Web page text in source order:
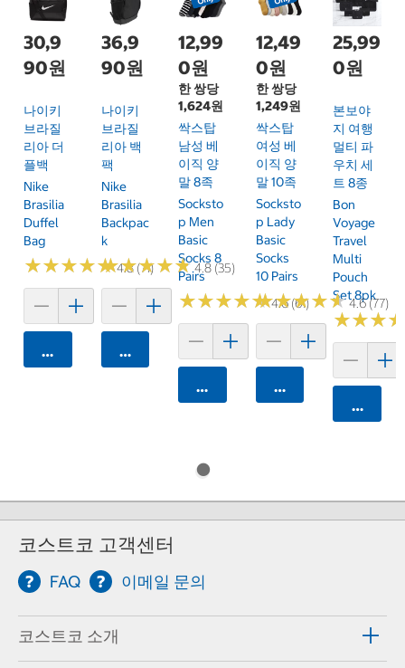
30,9
90원
나이키
브라질
리아 더
플백
Nike
Brasilia
Duffel
Bag
★★★★★
★★★★★4.8 (71)
카트에 담기
36,9
90원
나이키
브라질
리아 백
팩
Nike
Brasilia
Backpac
K
★★★★★
★★★★★4.8 (35)
카트에 담기
12,99
0원
한 쌍당
1,624원
싹스탑
남성 베
이직 양
말 8족
Socksto
P Men
Basic
Socks 8
Pairs
★★★★★
★★★★★4.6 (61)
카트에 담기
12,49
0원
한 쌍당
1,249원
싹스탑
여성 베
이직 양
말 10족
Socksto
P Lady
Basic
Socks
10 Pairs
★★★★★
★★★★★4.6 (77)
카트에 담기
25,99
0원
본보야
지 여행
멀티 파
우치 세
트 8종
Bon
Voyage
Travel
Multi
Pouch
Set 8pk
★★★
★★★
카트에
코스트코 고객센터
FAQ 이메일 문의
코스트코 소개